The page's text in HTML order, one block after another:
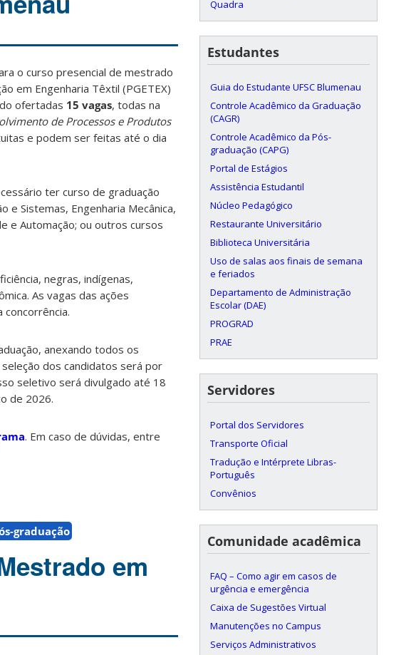
o curso presencial de mestrado
em Engenharia Têxtil (PGETEX)
ofertadas 15 vagas, todas na
de Processos e Produtos
e podem ser feitas até o dia
ter curso de graduação
e Sistemas, Engenharia Mecânica,
e Automação; ou outros cursos
negras, indígenas,
As vagas das ações
anexando todos os
dos candidatos será por
seletivo será divulgado até 18
de 2026.
. Em caso de dúvidas, entre
graduação
em
Quadra
Estudantes
Guia do Estudante UFSC Blumenau
Controle Acadêmico da Graduação
(CAGR)
Controle Acadêmico da Pós-
graduação (CAPG)
Portal de Estágios
Assistência Estudantil
Núcleo Pedagógico
Restaurante Universitário
Biblioteca Universitária
Uso de salas aos finais de semana
e feriados
Departamento de Administração
Escolar (DAE)
PROGRAD
PRAE
Servidores
Portal dos Servidores
Transporte Oficial
Tradução e Intérprete Libras-
Português
Convênios
Comunidade acadêmica
FAQ – Como agir em casos de
urgência e emergência
Caixa de Sugestões Virtual
Manutenções no Campus
Serviços Administrativos